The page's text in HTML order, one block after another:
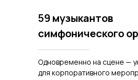
59 музыкантов
симфонического
Одновременно на сцене —
для корпоративного